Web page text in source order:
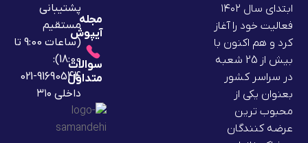
ابتدای سال ۱۴۰۲
فعالیت خود را آغاز
کرد و هم اکنون با
بیش از 25 شعبه
در سراسر کشور
بعنوان یکی از
محبوب ترین
عرضه کنندگان
مجله
آیپوش
سوالات
متداول
پشتیبانی
مستقیم
(ساعات 9:00 تا
18:00):
91690544-021
داخلی ۳۱۰